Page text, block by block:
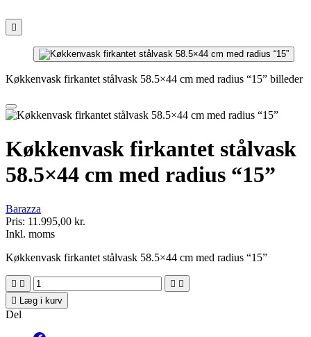

Køkkenvask firkantet stålvask 58.5×44 cm med radius “15” billeder
Køkkenvask firkantet stålvask
58.5×44 cm med radius “15”
Barazza
Pris: 11.995,00 kr.
Inkl. moms
Køkkenvask firkantet stålvask 58.5×44 cm med radius “15”
   

Læg i kurv
Del